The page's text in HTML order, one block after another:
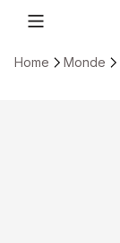
Home Monde